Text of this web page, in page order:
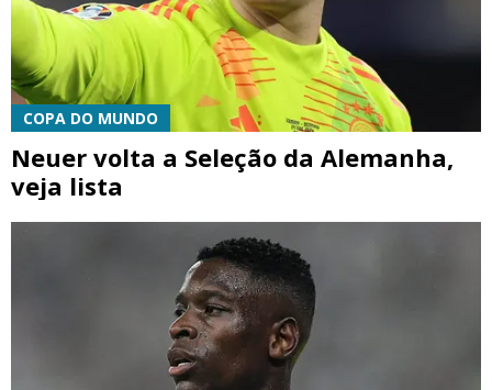
COPA DO MUNDO
Neuer volta a Seleção da Alemanha,
veja lista